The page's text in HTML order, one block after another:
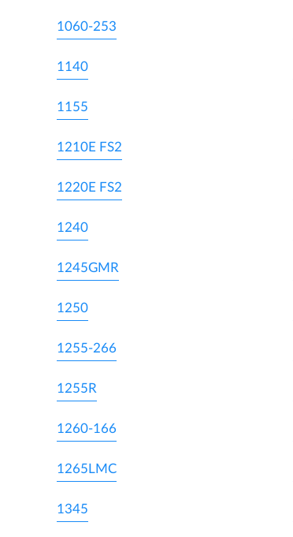
1060-253
1140
1155
1210E FS2
1220E FS2
1240
1245GMR
1250
1255-266
1255R
1260-166
1265LMC
1345